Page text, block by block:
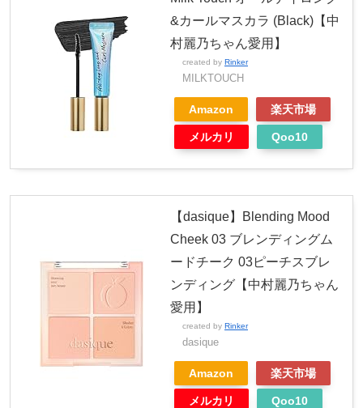
&カールマスカラ (Black)【中
村麗乃ちゃん愛用】
created by Rinker
MILKTOUCH
Amazon 楽天市場
メルカリ Qoo10
【dasique】Blending Mood
Cheek 03 ブレンディングム
ードチーク 03ピーチスブレ
ンディング【中村麗乃ちゃん
愛用】
created by Rinker
dasique
Amazon 楽天市場
メルカリ Qoo10